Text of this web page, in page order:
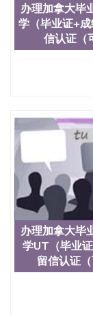
办理加拿大毕
学（毕业证+
信认证（
办理加拿大毕
学UT（毕业
留信认证